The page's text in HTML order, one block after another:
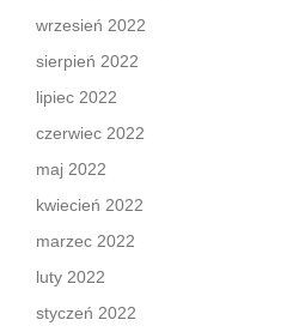
wrzesień 2022
sierpień 2022
lipiec 2022
czerwiec 2022
maj 2022
kwiecień 2022
marzec 2022
luty 2022
styczeń 2022